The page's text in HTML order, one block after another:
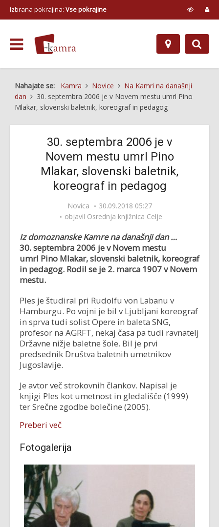
Izbrana pokrajina: Vse pokrajine
Nahajate se: Kamra Novice
Na Kamri na današnji
dan
30. septembra 2006 je v Novem mestu umrl Pino
Mlakar, slovenski baletnik, koreograf in pedagog
30. septembra 2006 je v
Novem mestu umrl Pino
Mlakar, slovenski baletnik,
koreograf in pedagog
Novica
30.09.2018 05:27
objavil Osrednja knjižnica Celje
Iz domoznanske Kamre na današnji dan …
30. septembra 2006 je v Novem mestu
umrl Pino Mlakar, slovenski baletnik, koreograf
in pedagog. Rodil se je 2. marca 1907 v Novem
mestu.
Ples je študiral pri Rudolfu von Labanu v
Hamburgu. Po vojni je bil v Ljubljani koreograf
in sprva tudi solist Opere in baleta SNG,
profesor na AGRFT, nekaj časa pa tudi ravnatelj
Državne nižje baletne šole. Bil je prvi
predsednik Društva baletnih umetnikov
Jugoslavije.
Je avtor več strokovnih člankov. Napisal je
knjigi Ples kot umetnost in gledališče (1999)
ter Srečne zgodbe bolečine (2005).
Preberi več
Fotogalerija